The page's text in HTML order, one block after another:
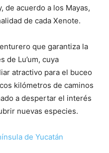
de acuerdo a los Mayas,
de cada Xenote.
que garantiza la
de Lu’um, cuya
atractivo para el buceo
kilómetros de caminos
a despertar el interés
nuevas especies.